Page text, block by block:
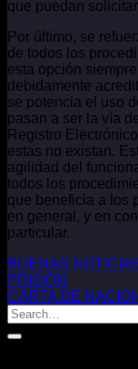
que puedan
Por último, se
de todos los
esta opción
debidamente
se potencia el uso
pasan a ser la vía
Registro
estas no existan.
agilidad del
todos los
que beneficia a los
en general, y en
particular.
BUENAS
PRISIÓN
CARTA DE